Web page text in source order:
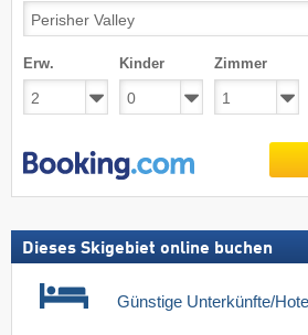
Erw. Kinder Zimmer
Dieses Skigebiet online buchen
Günstige Unterkünfte/